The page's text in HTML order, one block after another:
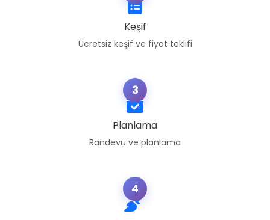
Keşif
Ücretsiz keşif ve fiyat teklifi
3
Planlama
Randevu ve planlama
4